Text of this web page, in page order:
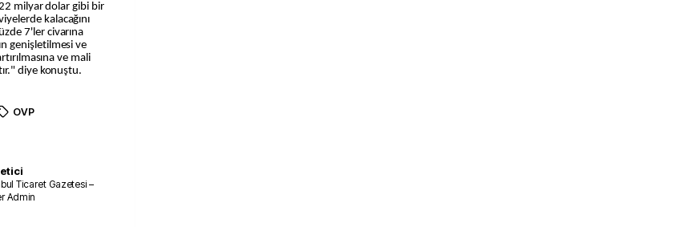
milyar dolar gibi bir
kalacağını
7'ler civarına
genişletilmesi ve
ve mali
diye konuştu.
OVP
Ticaret Gazetesi –
Admin